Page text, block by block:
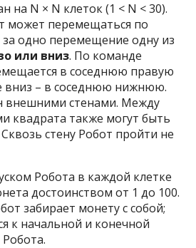
на N × N клеток (1 < N < 30).
может перемещаться по
одно перемещение одну из
или вниз. По команде
в соседнюю правую
вниз – в соседнюю нижнюю.
внешними стенами. Между
квадрата также могут быть
стену Робот пройти не
Робота в каждой клетке
достоинством от 1 до 100.
забирает монету с собой;
к начальной и конечной